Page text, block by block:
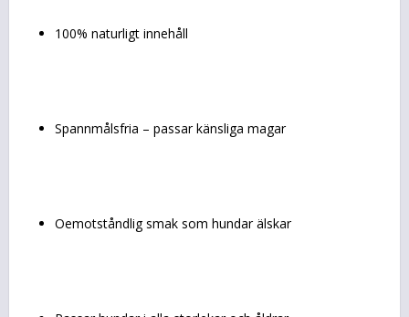
100% naturligt innehåll
Spannmålsfria – passar känsliga magar
Oemotståndlig smak som hundar älskar